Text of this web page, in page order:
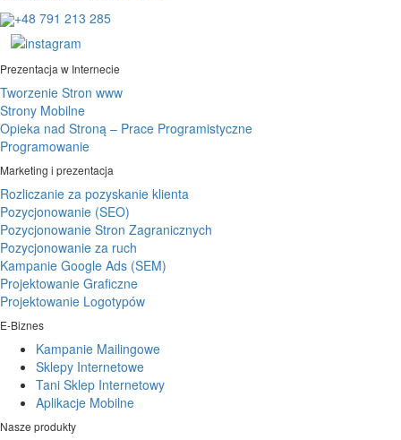
+48 791 213 285
Prezentacja w Internecie
Tworzenie Stron www
Strony Mobilne
Opieka nad Stroną – Prace Programistyczne
Programowanie
Marketing i prezentacja
Rozliczanie za pozyskanie klienta
Pozycjonowanie (SEO)
Pozycjonowanie Stron Zagranicznych
Pozycjonowanie za ruch
Kampanie Google Ads (SEM)
Projektowanie Graficzne
Projektowanie Logotypów
E-Biznes
Kampanie Mailingowe
Sklepy Internetowe
Tani Sklep Internetowy
Aplikacje Mobilne
Nasze produkty